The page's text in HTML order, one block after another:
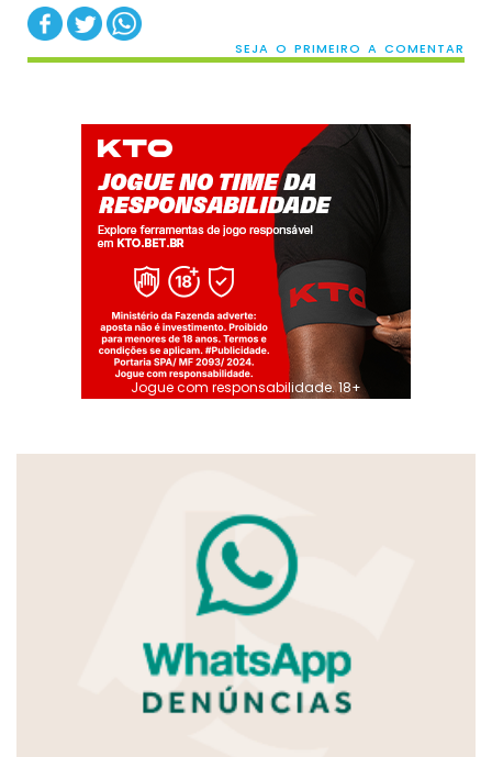
SEJA O PRIMEIRO A COMENTAR
Jogue com responsabilidade. 18+